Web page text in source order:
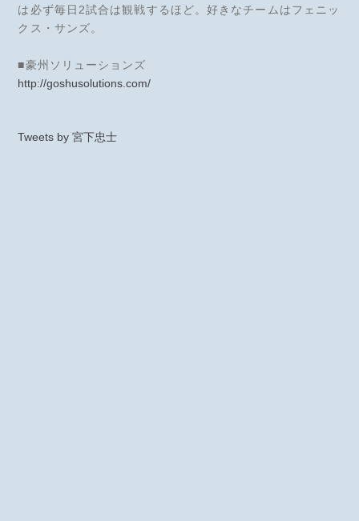
は必ず毎日2試合は観戦するほど。好きなチームはフェニッ
クス・サンズ。
■豪州ソリューションズ
http://goshusolutions.com/
Tweets by 宮下忠士